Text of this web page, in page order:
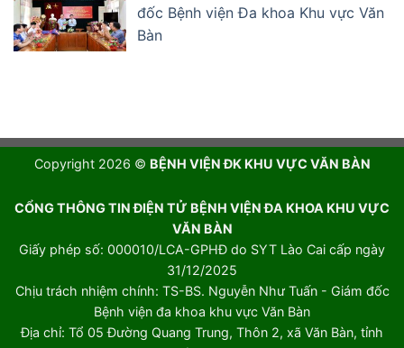
đốc Bệnh viện Đa khoa Khu vực Văn
Bàn
Copyright 2026 © BỆNH VIỆN ĐK KHU VỰC VĂN BÀN
CỔNG THÔNG TIN ĐIỆN TỬ BỆNH VIỆN ĐA KHOA KHU VỰC
VĂN BÀN
Giấy phép số: 000010/LCA-GPHĐ do SYT Lào Cai cấp ngày
31/12/2025
Chịu trách nhiệm chính: TS-BS. Nguyễn Như Tuấn - Giám đốc
Bệnh viện đa khoa khu vực Văn Bàn
Địa chỉ: Tổ 05 Đường Quang Trung, Thôn 2, xã Văn Bàn, tỉnh